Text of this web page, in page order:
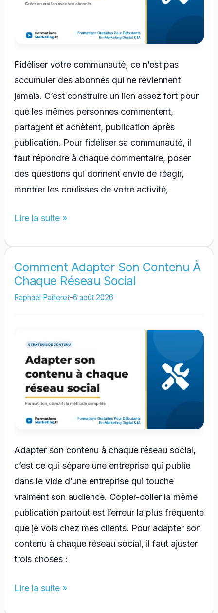
Fidéliser votre communauté, ce n’est pas
accumuler des abonnés qui ne reviennent
jamais. C’est construire un lien assez fort pour
que les mêmes personnes commentent,
partagent et achètent, publication après
publication. Pour fidéliser sa communauté, il
faut répondre à chaque commentaire, poser
des questions qui donnent envie de réagir,
montrer les coulisses de votre activité,
Comment
Votre
Communauté
Sur
Les
Lire la suite »
Comment Adapter Son Contenu À
Chaque Réseau Social
Raphaël Pailleret-6 août 2026
Adapter son contenu à chaque réseau social,
c’est ce qui sépare une entreprise qui publie
dans le vide d’une entreprise qui touche
vraiment son audience. Copier-coller la même
publication partout est l’erreur la plus fréquente
que je vois chez mes clients. Pour adapter son
contenu à chaque réseau social, il faut ajuster
trois choses :
Comment
Lire la suite »